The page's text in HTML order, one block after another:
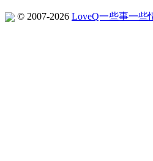
© 2007-2026 LoveQ一些事一些